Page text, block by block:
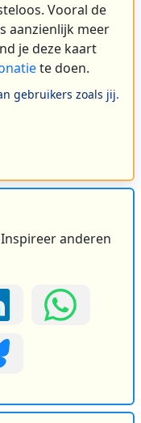
Vooral de
aanzienlijk meer
je deze kaart
te doen.
gebruikers zoals jij.
anderen